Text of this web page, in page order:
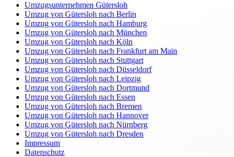
Umzugsunternehmen Gütersloh
Umzug von Gütersloh nach Berlin
Umzug von Gütersloh nach Hamburg
Umzug von Gütersloh nach München
Umzug von Gütersloh nach Köln
Umzug von Gütersloh nach Frankfurt am Main
Umzug von Gütersloh nach Stuttgart
Umzug von Gütersloh nach Düsseldorf
Umzug von Gütersloh nach Leipzig
Umzug von Gütersloh nach Dortmund
Umzug von Gütersloh nach Essen
Umzug von Gütersloh nach Bremen
Umzug von Gütersloh nach Hannover
Umzug von Gütersloh nach Nürnberg
Umzug von Gütersloh nach Dresden
Impressum
Datenschutz